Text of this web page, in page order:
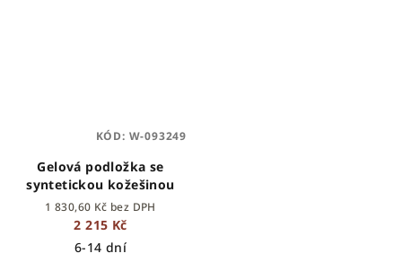
Gelová podložka se
syntetickou kožešinou
1 830,60 Kč bez DPH
2 215 Kč
6-14 dní
KÓD: W-093249